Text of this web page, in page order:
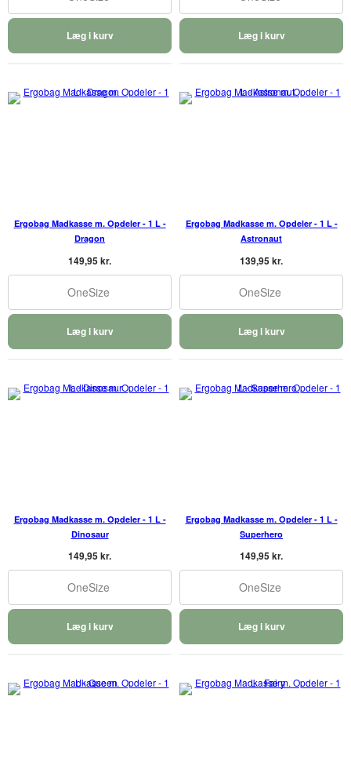
Læg i kurv Læg i kurv
Ergobag Madkasse m. Opdeler - 1 L -
Dragon
149,95 kr.
OneSize
Læg i kurv
Ergobag Madkasse m. Opdeler - 1 L -
Astronaut
139,95 kr.
OneSize
Læg i kurv
Ergobag Madkasse m. Opdeler - 1 L -
Dinosaur
149,95 kr.
OneSize
Læg i kurv
Ergobag Madkasse m. Opdeler - 1 L -
Superhero
149,95 kr.
OneSize
Læg i kurv